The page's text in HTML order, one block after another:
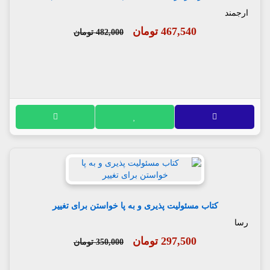
ارجمند
467,540 تومان 482,000 تومان
کتاب مسئولیت پذیری و به پا خواستن برای تغییر
رسا
297,500 تومان 350,000 تومان